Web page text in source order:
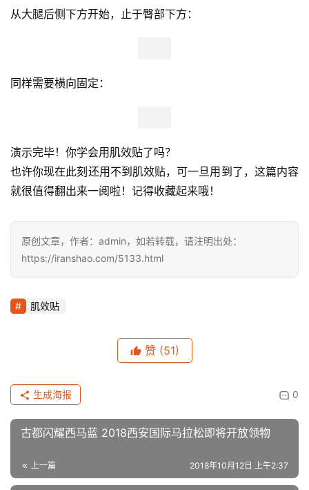
从大腿后侧下方开始，止于臀部下方：
同样需要横向固定：
演示完毕！你学会用肌效贴了吗？
也许你现在此刻还用不到肌效贴，可一旦用到了，这篇内容
就很值得翻出来一阅啦！记得收藏起来哦！
原创文章，作者：admin，如若转载，请注明出处：
https://iranshao.com/5133.html
肌效贴
赞 (51)
0
生成海报
古都闪耀西马蓝 2018西安国际马拉松即将开放领物
上一篇 2018年10月12日 上午2:37